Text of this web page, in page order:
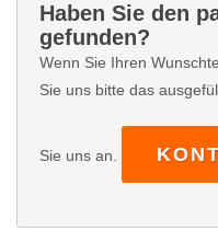
Haben Sie den
gefunden?
Wenn Sie Ihren
Sie uns bitte das
Sie uns an.